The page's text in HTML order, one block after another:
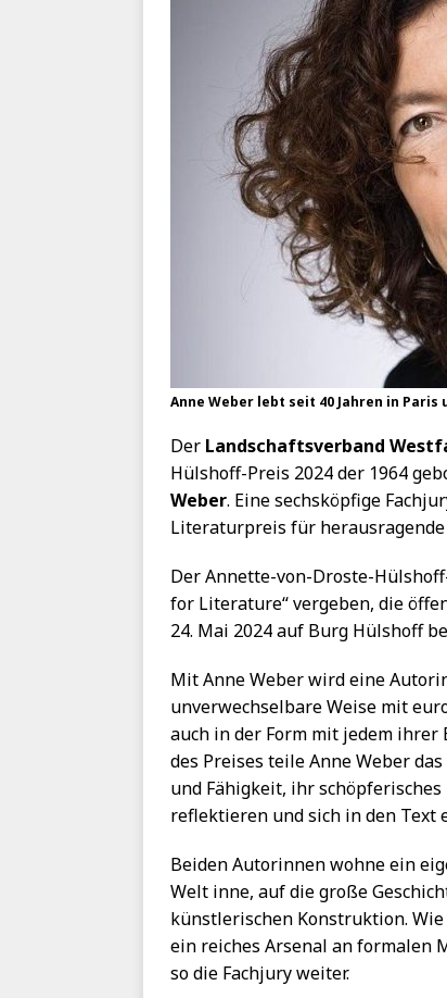
Anne Weber lebt seit 40 Jahren in
Der Landschaftsverband
Hülshoff-Preis 2024 der 1964
Weber. Eine sechsköpfige
Literaturpreis für
Der Annette-von-Droste-
for Literature“ vergeben, die
24. Mai 2024 auf Burg Hülshoff
Mit Anne Weber wird eine
unverwechselbare Weise mit
auch in der Form mit jedem
des Preises teile Anne Weber
und Fähigkeit, ihr
reflektieren und sich in den Text
Beiden Autorinnen wohne ein
Welt inne, auf die große
künstlerischen Konstruktion.
ein reiches Arsenal an formalen
so die Fachjury weiter.